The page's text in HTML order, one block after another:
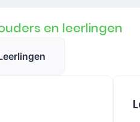
en leerlingen